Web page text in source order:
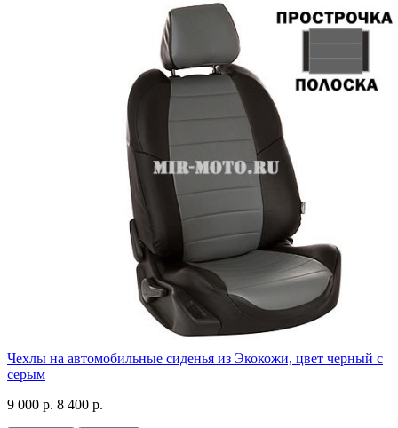
Чехлы на автомобильные сиденья из Экокожи, цвет черный с
серым
9 000 р. 8 400 р.